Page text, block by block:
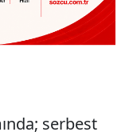
serbest